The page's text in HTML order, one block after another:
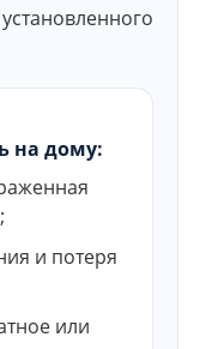
на дому:
и потеря
или